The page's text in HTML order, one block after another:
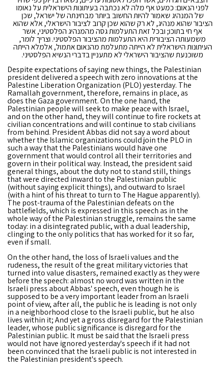
לפני הנאום: כמעט אף מלה לא נכתבה בעיתונות הישראלית על נאומו
של המנהיג שאמור להיות החשוב ביותר מבחינתה של ישראל, שכן
הציבור שהוא מנהיג, לא רק שהוא שכן קרוב לציבור הישראלי, אלא שהוא
אף חי בתוכו; ובכל זאת התעלמות גסה מהמנהיג הפלסטיני, אשר
משמעותה הציבורית היא התעלמות מהציבור הפלסטיני. וצריך לומר,
העיתונות הישראלית לא הייתה מתעלמת מהנאום אתמול, אלמלא הייתה
משוכנעת שהציבור הישראלי לא מתעניין בדברי הנשיא הפלסטיני.
Despite expectations of saying new things, the Palestinian
president delivered a speech with zero innovations at the
Palestine Liberation Organization (PLO) yesterday. The
Ramallah government, therefore, remains in place, as
does the Gaza government. On the one hand, the
Palestinian people will seek to make peace with Israel,
and on the other hand, they will continue to fire rockets at
civilian concentrations and will continue to stab civilians
from behind. President Abbas did not say a word about
whether the Islamic organizations could join the PLO in
such a way that the Palestinians would have one
government that would control all their territories and
govern in their political way. Instead, the president said
general things, about the duty not to stand still, things
that were directed inward to the Palestinian public
(without saying explicit things), and outward to Israel
(with a hint of his threat to turn to The Hague apparently).
The post-trauma of the Palestinian defeats on the
battlefields, which is expressed in this speech as in the
whole way of the Palestinian struggle, remains the same
today: in a disintegrated public, with a dual leadership,
clinging to the only politics that has worked for it so far,
even if small.
On the other hand, the loss of Israeli values ​​and the
rudeness, the result of the great military victories that
turned into value disasters, remained exactly as they were
before the speech: almost no word was written in the
Israeli press about Abbas' speech, even though he is
supposed to be a very important leader from an Israeli
point of view, after all, the public he is leading is not only
in a neighborhood close to the Israeli public, but he also
lives within it; And yet a gross disregard for the Palestinian
leader, whose public significance is disregard for the
Palestinian public. It must be said that the Israeli press
would not have ignored yesterday's speech if it had not
been convinced that the Israeli public is not interested in
the Palestinian president's speech.